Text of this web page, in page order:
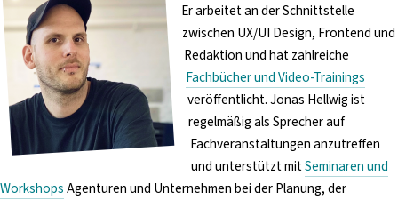
Er arbeitet an der Schnittstelle
zwischen UX/UI Design, Frontend und
Redaktion und hat zahlreiche
Fachbücher und Video-Trainings
veröffentlicht. Jonas Hellwig ist
regelmäßig als Sprecher auf
Fachveranstaltungen anzutreffen
und unterstützt mitSeminaren und
WorkshopsAgenturen und Unternehmen bei der Planung, der